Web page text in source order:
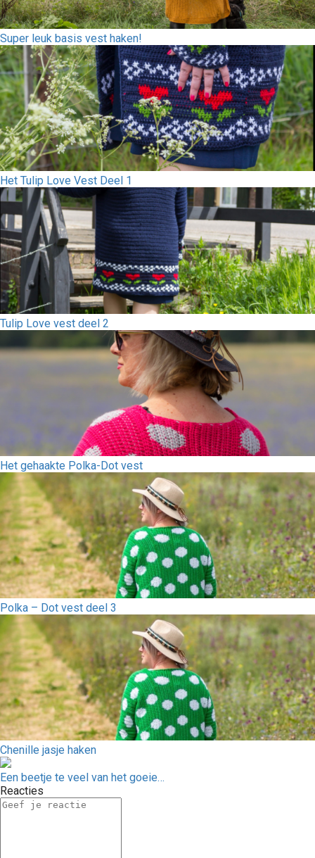
Super leuk basis vest haken!
Het Tulip Love Vest Deel 1
Tulip Love vest deel 2
Het gehaakte Polka-Dot vest
Polka – Dot vest deel 3
Chenille jasje haken
Een beetje te veel van het goeie…
Reacties